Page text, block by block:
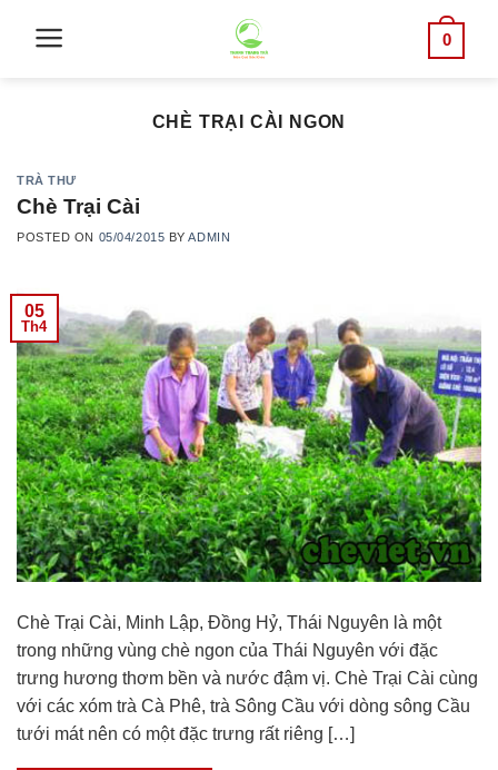
0
CHÈ TRẠI CÀI NGON
TRÀ THƯ
Chè Trại Cài
POSTED ON 05/04/2015 BYADMIN
05
Th4
Chè Trại Cài, Minh Lập, Đồng Hỷ, Thái Nguyên là một
trong những vùng chè ngon của Thái Nguyên với đặc
trưng hương thơm bền và nước đậm vị. Chè Trại Cài cùng
với các xóm trà Cà Phê, trà Sông Cầu với dòng sông Cầu
tưới mát nên có một đặc trưng rất riêng […]